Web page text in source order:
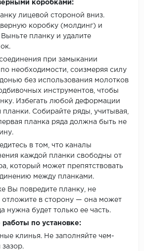
коробками:
лицевой стороной вниз.
коробку (молдинг) и
планку и удалите
при замыкании
необходимости, соизмеряя силу
без использования молотков
инструментов, чтобы
Избегать любой деформации
Собирайте ряды, учитывая,
планка ряда должна быть не
в том, что каналы
каждой планки свободны от
который может препятствовать
между планками.
Вы повредите планку, не
отложите в сторону — она может
нужна будет только ее часть.
по установке:
клинья. Не заполняйте чем-